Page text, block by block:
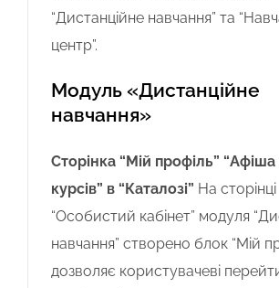
“Дистанційне навчання” та
центр”.
Модуль «Дистанційне
навчання»
Сторінка “Мій профіль” “Афіша
курсів” в “Каталозі” На сторінці
“Особистий кабінет” модуля
навчання” створено блок “Мій
дозволяє користувачеві